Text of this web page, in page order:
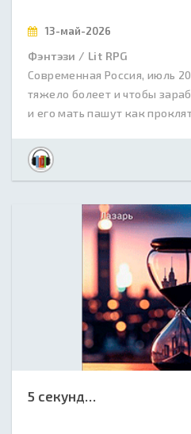
13-май-2026
Фэнтэзи / Lit RPG
Современная Россия, июль
тяжело болеет и чтобы
и его мать пашут как
5 секунд…